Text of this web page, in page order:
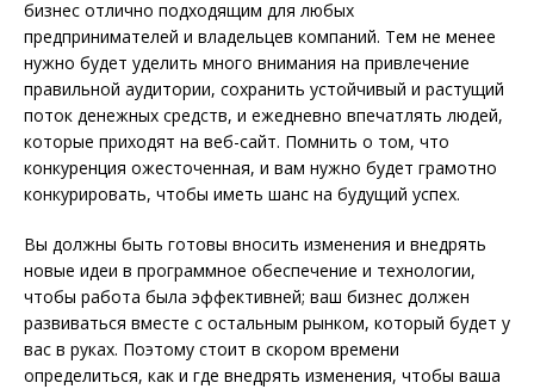
бизнес отлично подходящим для любых
предпринимателей и владельцев компаний. Тем не менее
нужно будет уделить много внимания на привлечение
правильной аудитории, сохранить устойчивый и растущий
поток денежных средств, и ежедневно впечатлять людей,
которые приходят на веб-сайт. Помнить о том, что
конкуренция ожесточенная, и вам нужно будет грамотно
конкурировать, чтобы иметь шанс на будущий успех.
Вы должны быть готовы вносить изменения и внедрять
новые идеи в программное обеспечение и технологии,
чтобы работа была эффективней; ваш бизнес должен
развиваться вместе с остальным рынком, который будет у
вас в руках. Поэтому стоит в скором времени
определиться, как и где внедрять изменения, чтобы ваша